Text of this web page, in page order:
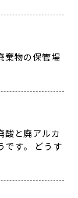
棄物の保管場
酸と廃アルカ
です。 どうす